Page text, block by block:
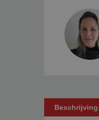
Beschrijving